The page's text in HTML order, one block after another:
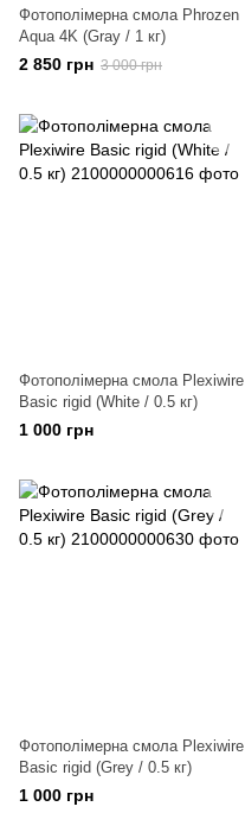
Фотополімерна смола Phrozen
Aqua 4K (Gray / 1 кг)
2 850 грн 3 000 грн
Фотополімерна смола Plexiwire
Basic rigid (White / 0.5 кг)
1 000 грн
Фотополімерна смола Plexiwire
Basic rigid (Grey / 0.5 кг)
1 000 грн